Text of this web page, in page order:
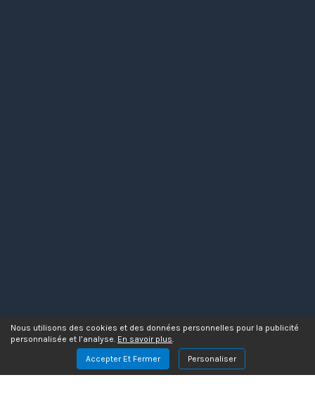
Nous utilisons des cookies et des données personnelles pour la publicité
personnalisée et l’analyse. En savoir plus.
Accepter Et Fermer
Personaliser